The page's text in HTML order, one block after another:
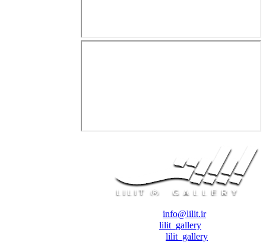
info@lilit.ir
lilit_gallery
lilit_gallery